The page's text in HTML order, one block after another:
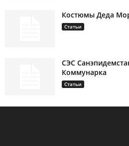
Костюмы Деда
Статьи
СЭС
Коммунарка
Статьи